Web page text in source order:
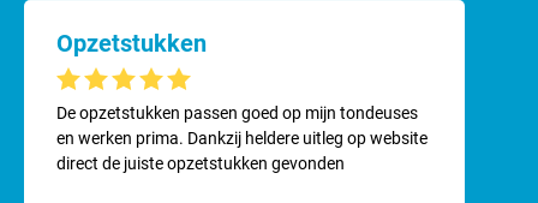
Opzetstukken
Gemiddelde waardering van 5 van 5 sterren
De opzetstukken passen goed op mijn tondeuses
en werken prima. Dankzij heldere uitleg op website
direct de juiste opzetstukken gevonden